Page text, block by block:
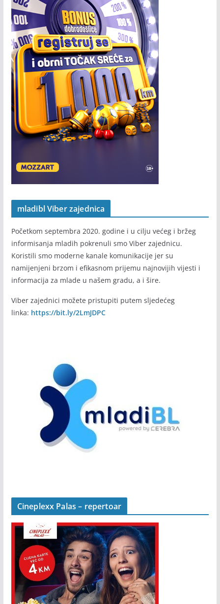
mladibl Viber zajednica
Početkom septembra 2020. godine i u cilju većeg i bržeg
informisanja mladih pokrenuli smo Viber zajednicu.
Koristili smo moderne kanale komunikacije jer su
namijenjeni brzom i efikasnom prijemu najnovijih vijesti i
informacija za mlade u našem gradu, a i šire.
Viber zajednici možete pristupiti putem sljedećeg
linka: https://bit.ly/2LmJDPC
Cineplexx Palas – repertoar